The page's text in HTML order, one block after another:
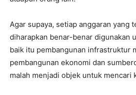
Agar supaya, setiap anggaran yang
diharapkan benar-benar digunakan
baik itu pembangunan infrastruktur
pembangunan ekonomi dan
malah menjadi objek untuk mencari